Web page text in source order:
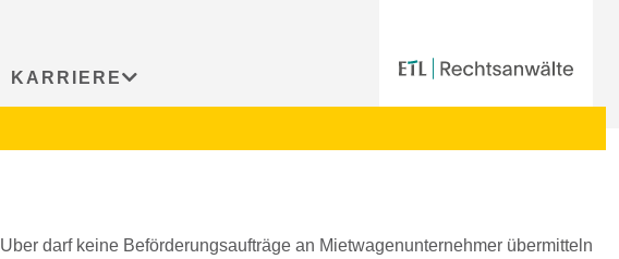
KARRIERE
Uber darf keine Beförderungsaufträge an Mietwagenunternehmer übermitteln